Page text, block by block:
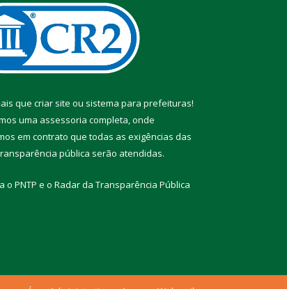
que criar site ou sistema para prefeituras!
uma assessoria completa, onde
em contrato que todas as exigências das
pública serão atendidas.
o PNTP e o Radar da Transparência Pública